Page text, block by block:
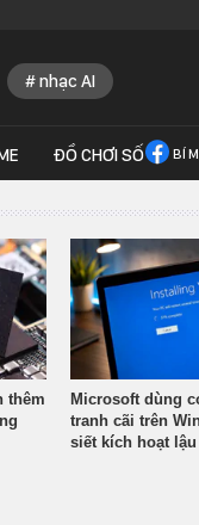
nhạc AI
ĐỒ CHƠI SỐ BÍ
thêm
Microsoft dùng
tranh cãi trên
siết kích hoạt lậu